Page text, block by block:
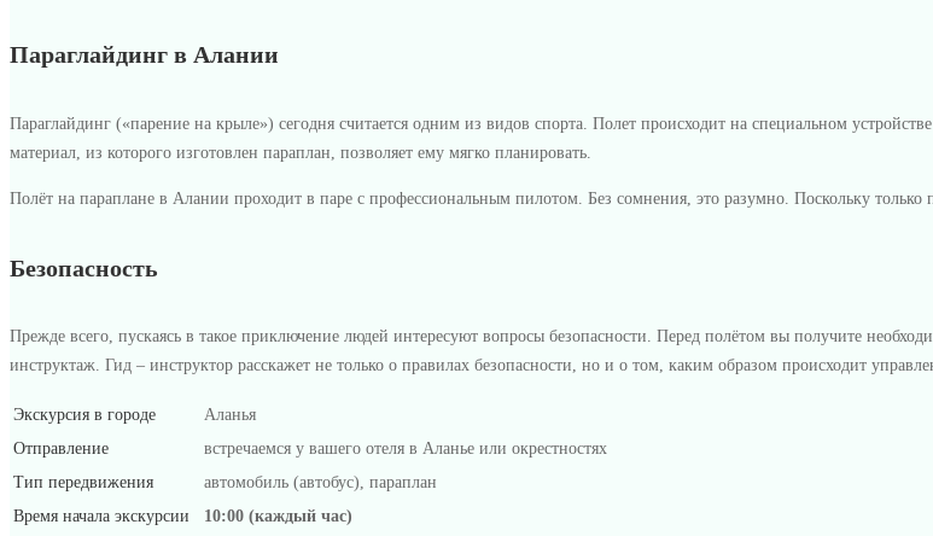
Параглайдинг в Алании
Параглайдинг («парение на крыле») сегодня считается одним из видов спорта. Полет происходит на специальном
материал, из которого изготовлен параплан, позволяет ему мягко планировать.
Полёт на параплане в Алании проходит в паре с профессиональным пилотом. Без сомнения, это разумно. Поскольку
Безопасность
Прежде всего, пускаясь в такое приключение людей интересуют вопросы безопасности. Перед полётом вы получите
инструктаж. Гид – инструктор расскажет не только о правилах безопасности, но и о том, каким образом происходит
Экскурсия в городе
Аланья
Отправление
встречаемся у вашего отеля в Аланье или окрестностях
Тип передвижения
автомобиль (автобус), параплан
Время начала экскурсии
10:00 (каждый час)